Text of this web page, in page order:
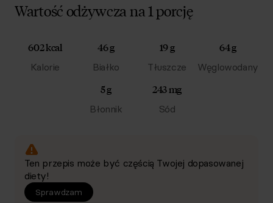
Wartość odżywcza na 1 porcję
602 kcal
Kalorie
46 g
Białko
19 g
Tłuszcze
64 g
Węglowodany
5 g
Błonnik
243 mg
Sód
Ten przepis może być częścią Twojej dopasowanej
diety!
Sprawdzam